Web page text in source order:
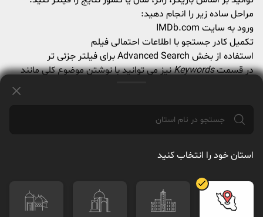
استان خود را انتخاب کنید
مراحل ساده زیر را انجام دهید:
ورود به سایت IMDb.com
تکمیل کادر جستجو با اطلاعات احتمالی فیلم
استفاده از بخش Advanced Search برای فیلتر جزئی تر
در قسمتKeywordsنیز می توانید با نوشتن موضوع کلی مانند
فیلم هایی با محتواهای مرتبط بیابید.
قدم چهارم: طرح پرسش در انجمن های تخصصی
اگر از طریق جستجو نتیجه نگرفتید، از انجمن های فعال برای
ظرف مدت کوتاهی پاسخ درست می دهند. از مهم ترین انجمن ها
Reddit بخش r/tipofmytongue
سایت MovieChat.org
بخش پرسش و پاسخ Quora